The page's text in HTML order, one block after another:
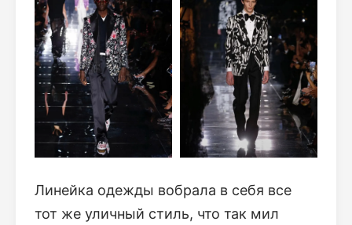
Линейка одежды вобрала в себя все
тот же уличный стиль, что так мил